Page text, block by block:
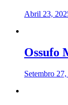
Abril 23,
Ossufo
Setembro